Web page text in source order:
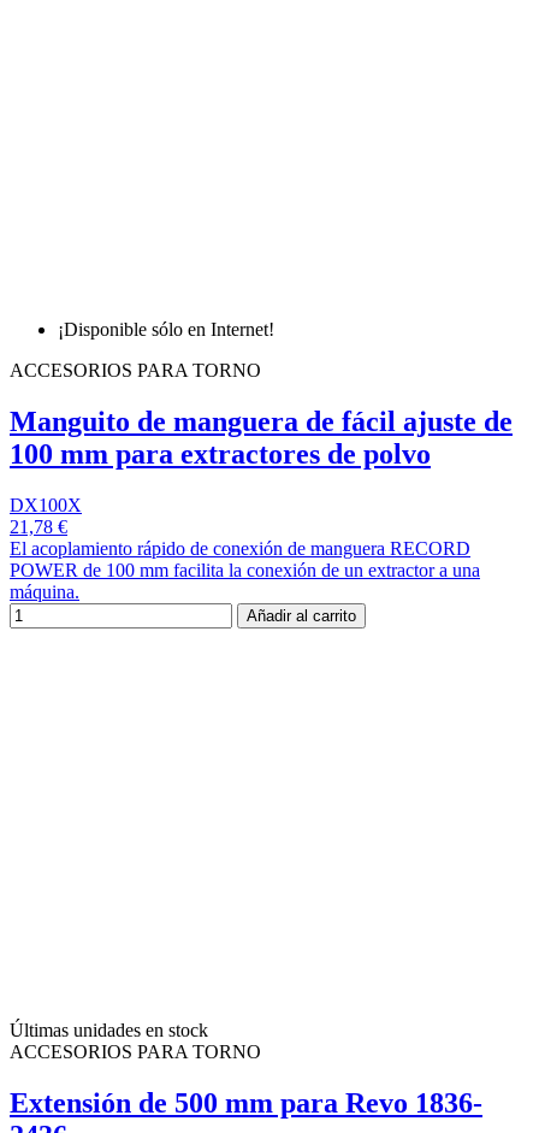
¡Disponible sólo en Internet!
ACCESORIOS PARA TORNO
Manguito de manguera de fácil ajuste de
100 mm para extractores de polvo
DX100X
21,78 €
El acoplamiento rápido de conexión de manguera RECORD
POWER de 100 mm facilita la conexión de un extractor a una
máquina.
Añadir al carrito
Últimas unidades en stock
ACCESORIOS PARA TORNO
Extensión de 500 mm para Revo 1836-